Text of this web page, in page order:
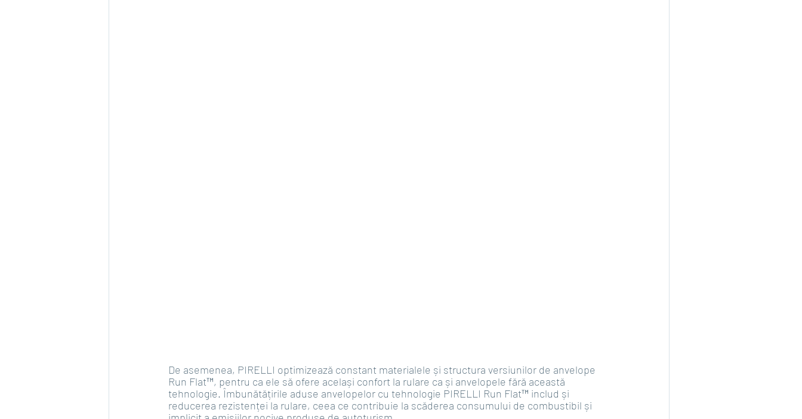
De asemenea, PIRELLI optimizează constant materialele și structura versiunilor de anvelope
Run Flat™, pentru ca ele să ofere același confort la rulare ca și anvelopele fără această
tehnologie. Îmbunătățirile aduse anvelopelor cu tehnologie PIRELLI Run Flat™ includ și
reducerea rezistenței la rulare, ceea ce contribuie la scăderea consumului de combustibil și